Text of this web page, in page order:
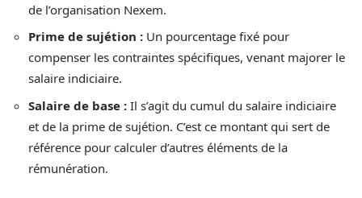
de l’organisation Nexem.
Prime de sujétion : Un pourcentage fixé pour
compenser les contraintes spécifiques, venant majorer le
salaire indiciaire.
Salaire de base : Il s’agit du cumul du salaire indiciaire
et de la prime de sujétion. C’est ce montant qui sert de
référence pour calculer d’autres éléments de la
rémunération.